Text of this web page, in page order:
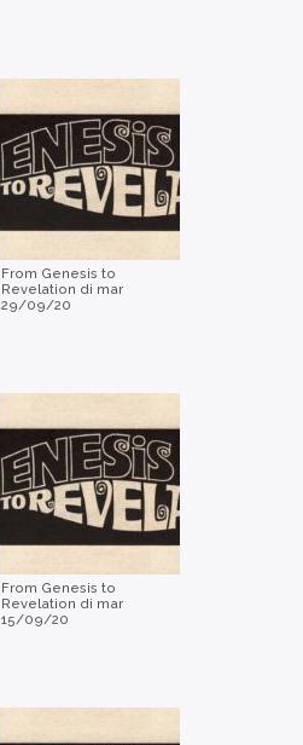
From Genesis to
Revelation di mar
29/09/20
From Genesis to
Revelation di mar
15/09/20